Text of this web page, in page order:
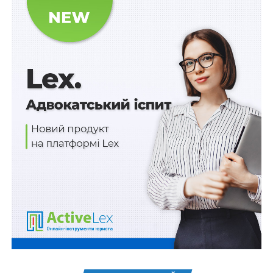
забезпечувати мешканців громад теплом і гарячою
водою через відсутність коштів на виплату заробітної
плати працівникам, сплату податків, виконання
ремонтних робіт, а також ліквідацію наслідків
Для проходження опалювального сезону без
припинення теплопостачання чи без підняття тарифів
на тепло та гарячу воду, необхідно прийняти
відповідні змін до Закону України«Про Державний
бюджет на 2023 рік»у частині забезпечення
компенсації різниці в тарифах на теплову енергію,
послуги з постачання теплової енергії та гарячої води.
Схожі статті: